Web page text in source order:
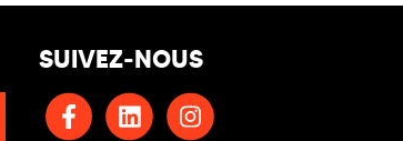
SUIVEZ-NOUS